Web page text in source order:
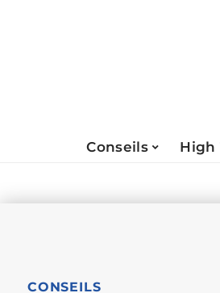
Conseils High
CONSEILS